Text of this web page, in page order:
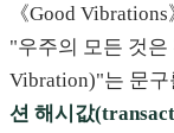
《Good
"우주의 모든 것
Vibration)"는 문구
션 해시값